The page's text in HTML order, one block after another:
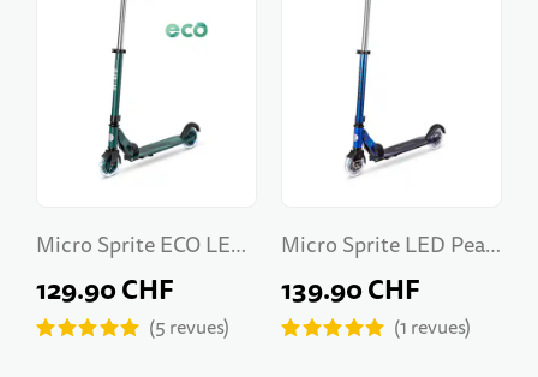
Micro Sprite ECO LED
Green
129.90 CHF
5 revues
Micro Sprite LED Pearl
Blue Purple
139.90 CHF
1 revues